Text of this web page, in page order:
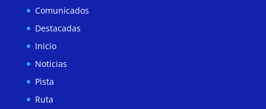
Comunicados
Destacadas
Inicio
Noticias
Pista
Ruta